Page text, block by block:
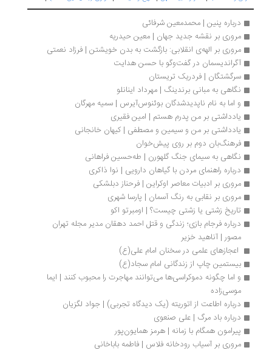
درباره پنین | محمدمعین شرفائی
مروری بر نقشه جدید جهان | معین حیدریه
مروری بر الهه‌ی انقلابی: بازگشت به بدن خویشتن | فرزاد نعمتی
آگراندیسمان در گفت‌وگو با حسن هدایت
سرگشتگان | فردریک تریستان
نگاهی به مبانی برندینگ | مهرداد اینانلو
و اما به‌ نام ناپدیدشدگان بوئنوس‌آیرس | سمیه مهرگان
یادداشتی بر من پدرم هستم | امین فقیری
یادداشتی بر من و سیمین و مصطفی | کیهان خانجانی
فرهنگ‌بان دوم بر روی پیش‌خوان
نگاهی به سیمای جنگ گلهورن | طه‌حسین فراهانی
درباره راهنمای مردن با گیاهان دارویی | نوا ذاکری
مروری بر ادبیات معاصر اوکراین | فرحناز دبلشکی
مروری بر نقابی به رنگ آسمان | پارسا شهری
تاریخ زشتی یا زشتی چیست؟ | اومبرتو اکو
درباره فرجام بازی؛ زندگی و قتل احمد دهقان مدیر مجله تهران
مصور | آناهید خزیر
اعجازهای علمی در سخنان امام علی(ع)
بیستمین چاپ از زندگانی امام سجاد(ع)
و اما چگونه دموکراسی‌ها می‌توانند مهاجرت را محبوب کنند | ایما
موسی‌زاده
درباره اطاعت از اتوریته (یک دیدگاه تجربی) | جواد لگزیان
درباره باد مرگ | علی صنعوی
پیرامون همگام با زمانه | هرمز همایون‌پور
مروری بر آسیاب رودخانه فلاس | فاطمه باباخانی